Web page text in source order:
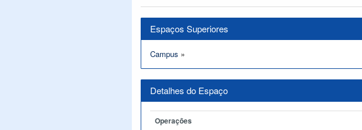
Espaços Superiores
Campus »
Detalhes do Espaço
Operações